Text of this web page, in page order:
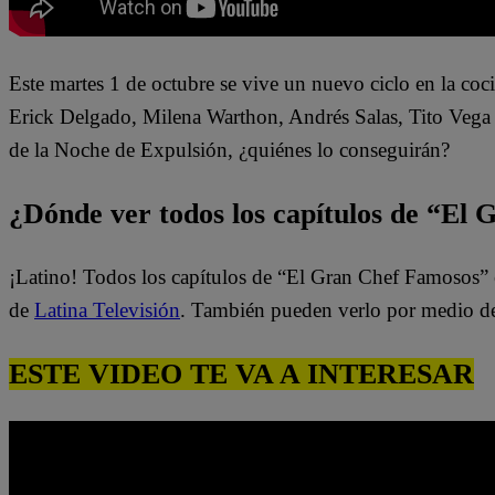
Este martes 1 de octubre se vive un nuevo ciclo en la
Erick Delgado, Milena Warthon, Andrés Salas, Tito
de la Noche de Expulsión, ¿quiénes lo conseguirán?
¿Dónde ver todos los capítulos de “El
¡Latino! Todos los capítulos de “El Gran Chef
de Latina Televisión. También pueden verlo por medio
ESTE VIDEO TE VA A INTERESAR